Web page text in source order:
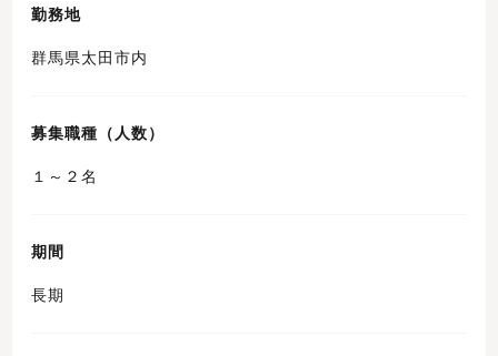
勤務地
群馬県太田市内
募集職種（人数）
１～２名
期間
長期